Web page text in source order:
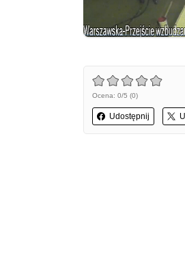
Ocena: 0/5 (0)
Udostępnij